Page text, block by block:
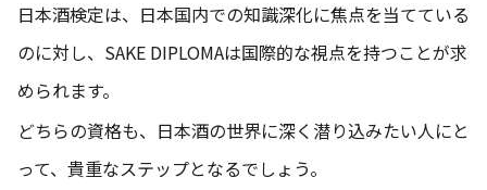
日本酒検定は、日本国内での知識深化に焦点を当てている
のに対し、SAKE DIPLOMAは国際的な視点を持つことが求
められます。
どちらの資格も、日本酒の世界に深く潜り込みたい人にと
って、貴重なステップとなるでしょう。